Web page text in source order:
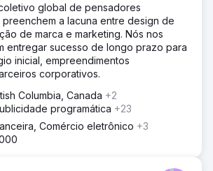
global de pensadores
a lacuna entre design de
de marca e marketing. Nós nos
entregar sucesso de longo prazo para
inicial, empreendimentos
corporativos.
Columbia, Canada +2
programática +23
Comércio eletrônico +3